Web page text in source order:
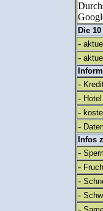
Die
-
-
-
-
-
-
Infos
-
-
-
-
-